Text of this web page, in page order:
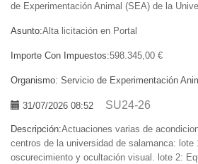
de Experimentación Animal (SEA) de la
Asunto:Alta licitación en Portal
Importe Con Impuestos:598.345,00 €
Organismo: Servicio de Experimentación
31/07/2026 08:52 SU24-26
Descripción:Actuaciones varias de
centros de la universidad de salamanca: lote
oscurecimiento y ocultación visual. lote 2: